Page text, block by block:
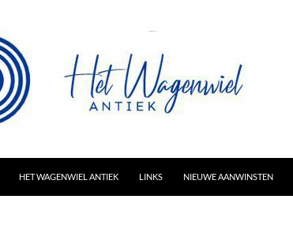
HET WAGENWIEL ANTIEK LINKS NIEUWE AANWINSTEN